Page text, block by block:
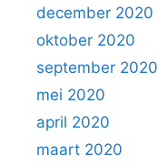
december 2020
oktober 2020
september 2020
mei 2020
april 2020
maart 2020